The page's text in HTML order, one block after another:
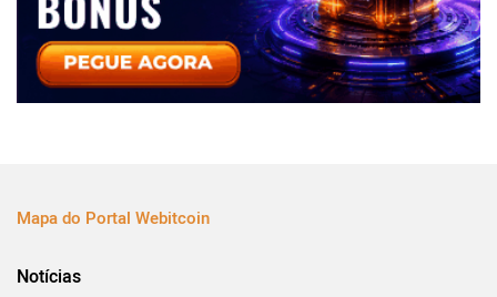
Mapa do Portal Webitcoin
Notícias